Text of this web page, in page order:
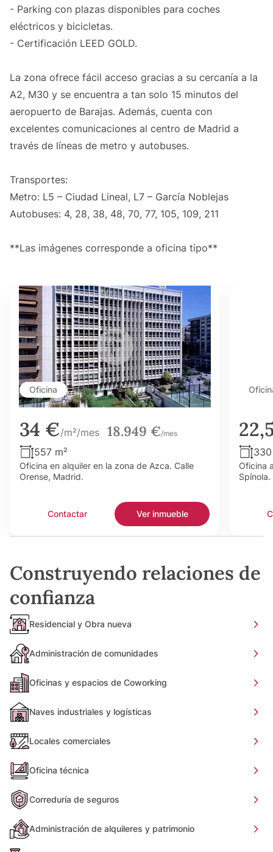
- Parking con plazas disponibles para coches
eléctricos y bicicletas.
- Certificación LEED GOLD.
La zona ofrece fácil acceso gracias a su cercanía a la
A2, M30 y se encuentra a tan solo 15 minutos del
aeropuerto de Barajas. Además, cuenta con
excelentes comunicaciones al centro de Madrid a
través de líneas de metro y autobuses.
Transportes:
Metro: L5 – Ciudad Lineal, L7 – García Noblejas
Autobuses: 4, 28, 38, 48, 70, 77, 105, 109, 211
**Las imágenes corresponde a oficina tipo**
Oficina
34 €/m²/mes 18.949 €/mes
557 m²
Oficina en alquiler en la zona de Azca. Calle
Orense, Madrid.
Contactar Ver inmueble
Oficina
Spínola.
Construyendo relaciones de
confianza
Residencial y Obra nueva
Administración de comunidades
Oficinas y espacios de Coworking
Naves industriales y logísticas
Locales comerciales
Oficina técnica
Correduría de seguros
Administración de alquileres y patrimonio